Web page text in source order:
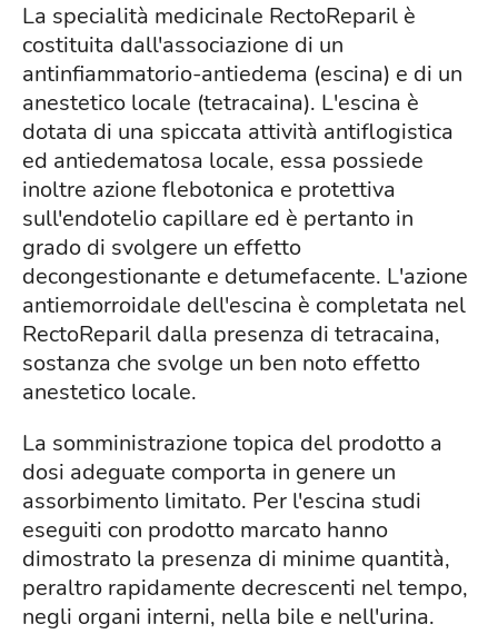
La specialità medicinale RectoReparil è
costituita dall'associazione di un
antinfiammatorio-antiedema (escina) e di un
anestetico locale (tetracaina). L'escina è
dotata di una spiccata attività antiflogistica
ed antiedematosa locale, essa possiede
inoltre azione flebotonica e protettiva
sull'endotelio capillare ed è pertanto in
grado di svolgere un effetto
decongestionante e detumefacente. L'azione
antiemorroidale dell'escina è completata nel
RectoReparil dalla presenza di tetracaina,
sostanza che svolge un ben noto effetto
anestetico locale.
La somministrazione topica del prodotto a
dosi adeguate comporta in genere un
assorbimento limitato. Per l'escina studi
eseguiti con prodotto marcato hanno
dimostrato la presenza di minime quantità,
peraltro rapidamente decrescenti nel tempo,
negli organi interni, nella bile e nell'urina.